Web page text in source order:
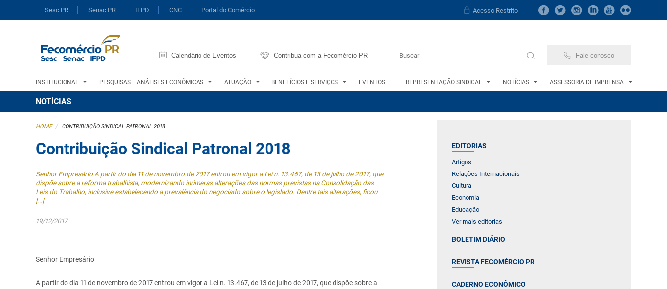
Sesc PR Senac PR IFPD CNC Portal do Comércio Acesso Restrito
Calendário de Eventos Contribua com a Fecomércio PR Fale conosco
INSTITUCIONAL PESQUISAS E ANÁLISES ECONÔMICAS ATUAÇÃO BENEFÍCIOS E SERVIÇOS EVENTOS REPRESENTAÇÃO SINDICAL NOTÍCIAS ASSESSORIA DE IMPRENSA
NOTÍCIAS
EDITORIAS
Artigos
Relações Internacionais
Cultura
Economia
Educação
Ver mais editorias
BOLETIM DIÁRIO
REVISTA FECOMÉRCIO PR
CADERNO ECONÔMICO
HOME / CONTRIBUIÇÃO SINDICAL PATRONAL 2018
Contribuição Sindical Patronal 2018
Senhor Empresário A partir do dia 11 de novembro de 2017 entrou em vigor a Lei n. 13.467, de 13 de julho de 2017, que
dispõe sobre a reforma trabalhista, modernizando inúmeras alterações das normas previstas na Consolidação das
Leis do Trabalho, inclusive estabelecendo a prevalência do negociado sobre o legislado. Dentre tais alterações, ficou
[…]
19/12/2017
Senhor Empresário
A partir do dia 11 de novembro de 2017 entrou em vigor a Lei n. 13.467, de 13 de julho de 2017, que dispõe sobre a